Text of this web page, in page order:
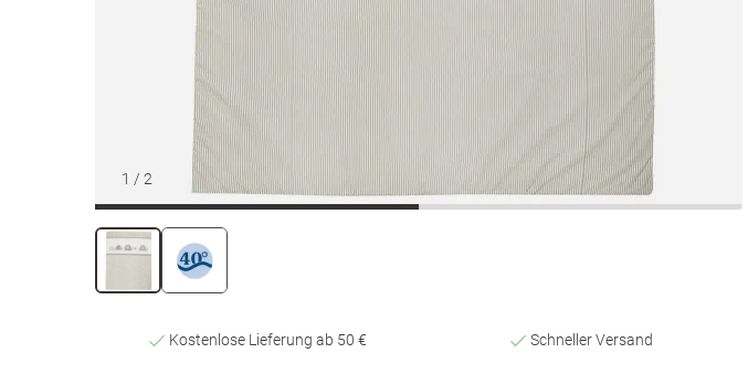
1 / 2
Kostenlose Lieferung ab 50 € Schneller Versand